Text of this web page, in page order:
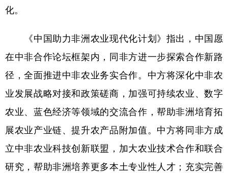
四川 贵州 云南 西藏
陕西 甘肃 青海 宁夏
新疆 内蒙古 黑龙江
多语种频道
Русский язык 日本語 한국어
化。
《中国助力非洲农业现代化计划》指出，中国愿
在中非合作论坛框架内，同非方进一步探索合作新路
径，全面推进中非农业务实合作。中方将深化中非农
业发展战略对接和政策磋商，加强可持续农业、数字
农业、蓝色经济等领域的交流合作，帮助非洲培育拓
展农业产业链、提升农产品附加值。中方将同非方成
立中非农业科技创新联盟，加大农业技术合作和联合
研究，帮助非洲培养更多本土专业性人才；充实完善